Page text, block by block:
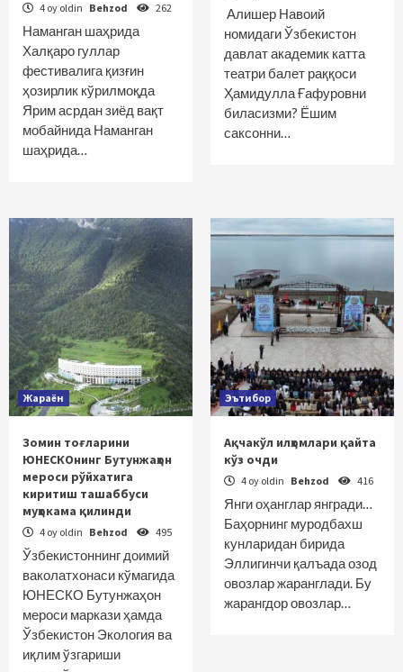
4 oy oldin Behzod 262
Наманган шаҳрида
Халқаро гуллар
фестивалига қизғин
ҳозирлик кўрилмоқда
Ярим асрдан зиёд вақт
мобайнида Наманган
шаҳрида…
Алишер Навоий
номидаги Ўзбекистон
давлат академик катта
театри балет раққоси
Ҳамидулла Ғафуровни
биласизми? Ёшим
саксонни…
Жараён
Зомин тоғларини
ЮНЕСКОнинг Бутунжаҳон
мероси рўйхатига
киритиш ташаббуси
муҳокама қилинди
4 oy oldin Behzod 495
Ўзбекистоннинг доимий
ваколатхонаси кўмагида
ЮНЕСКО Бутунжаҳон
мероси маркази ҳамда
Ўзбекистон Экология ва
иқлим ўзгариши
Эътибор
Ақчакўл илҳомлари қайта
кўз очди
4 oy oldin Behzod 416
Янги оҳанглар янгради…
Баҳорнинг муродбахш
кунларидан бирида
Эллигинчи қалъада озод
овозлар жаранглади. Бу
жарангдор овозлар…